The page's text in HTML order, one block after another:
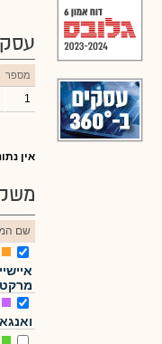
מספר
1
אין
שם